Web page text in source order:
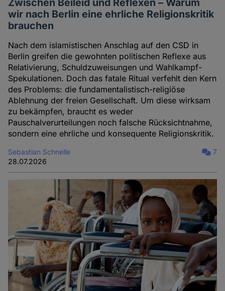
wir nach Berlin eine ehrliche Religionskritik
brauchen
Nach dem islamistischen Anschlag auf den CSD in
Berlin greifen die gewohnten politischen Reflexe aus
Relativierung, Schuldzuweisungen und Wahlkampf-
Spekulationen. Doch das fatale Ritual verfehlt den Kern
des Problems: die fundamentalistisch-religiöse
Ablehnung der freien Gesellschaft. Um diese wirksam
zu bekämpfen, braucht es weder
Pauschalverurteilungen noch falsche Rücksichtnahme,
sondern eine ehrliche und konsequente Religionskritik.
Sebastian Schnelle
28.07.2026
7